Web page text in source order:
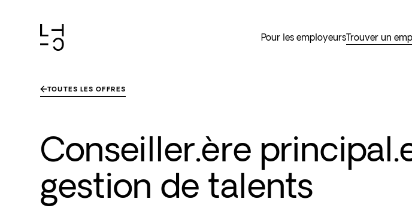
Pour les employeursTrouver un
TOUTES LES OFFRES
Conseiller.ère
gestion de talents